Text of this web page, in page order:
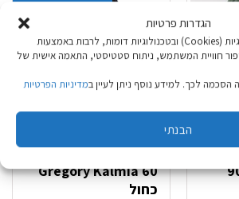
הגדרות פרטיות
באתר זה נעשה שימוש בעוגיות (Cookies) ובטכנולוגיות דומות, לרבות באמצעות
חוויית המשתמש, ניתוח סטטיסטי, התאמה אישית של
לכך. למידע נוסף ניתן לעיין במדיניות הפרטיות
הבנתי
זית
תרמיל מוצ'ילה
Gregory Kalmia 60
כחול